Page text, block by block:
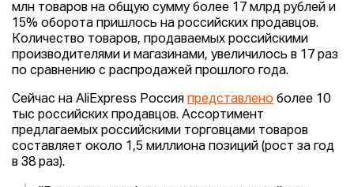
млн товаров на общую сумму более 17 млрд рублей и
15% оборота пришлось на российских продавцов.
Количество товаров, продаваемых российскими
производителями и магазинами, увеличилось в 17 раз
по сравнению с распродажей прошлого года.
Сейчас на AliExpress Россия представлено более 10
тыс российских продавцов. Ассортимент
предлагаемых российскими торговцами товаров
составляет около 1,5 миллиона позиций (рост за год
в 38 раз).